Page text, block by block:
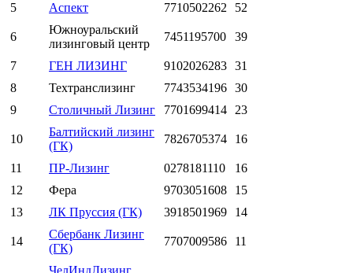
5
Аспект 7710502262 52
6
Южноуральский
лизинговый центр
7451195700 39
7 ГЕН ЛИЗИНГ 9102026283 31
8
Техтранслизинг 7743534196 30
9
Столичный Лизинг 7701699414 23
10
Балтийский лизинг
(ГК)
7826705374 16
11 ПР-Лизинг 0278181110
16
12
Фера 9703051608
15
13
ЛК Пруссия (ГК) 3918501969 14
14
Сбербанк Лизинг
(ГК)
7707009586 11